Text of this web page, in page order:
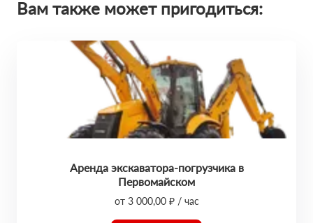
Вам также может пригодиться:
Аренда экскаватора-погрузчика в
Первомайском
от 3 000,00 ₽ / час